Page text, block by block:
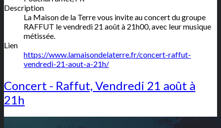
Description
La Maison de la Terre vous invite au concert du groupe
RAFFUT le vendredi 21 août à 21h00, avec leur musique
métissée.
Lien
https://www.lamaisondelaterre.fr/concert-raffut-
vendredi-21-aout-a-21h/
Concert - Raffut, Vendredi 21 août à
21h